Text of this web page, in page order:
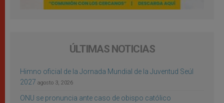
ÚLTIMAS NOTICIAS
Himno oficial de la Jornada Mundial de la Juventud Seúl
2027 agosto 3, 2026
ONU se pronuncia ante caso de obispo católico